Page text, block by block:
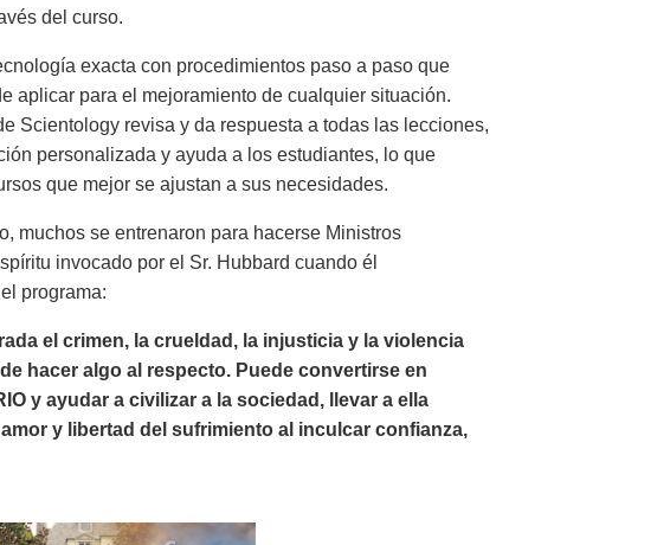
del curso.
exacta con procedimientos paso a paso que
aplicar para el mejoramiento de cualquier situación.
Scientology revisa y da respuesta a todas las lecciones,
personalizada y ayuda a los estudiantes, lo que
que mejor se ajustan a sus necesidades.
muchos se entrenaron para hacerse Ministros
invocado por el Sr. Hubbard cuando él
programa:
el crimen, la crueldad, la injusticia y la violencia
hacer algo al respecto. Puede convertirse en
y ayudar a civilizar a la sociedad, llevar a ella
y libertad del sufrimiento al inculcar confianza,